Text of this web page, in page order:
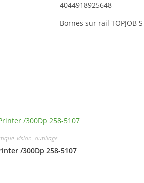
4044918925648
Bornes sur rail TOPJOB S
vision, outillage
/300Dp 258-5107